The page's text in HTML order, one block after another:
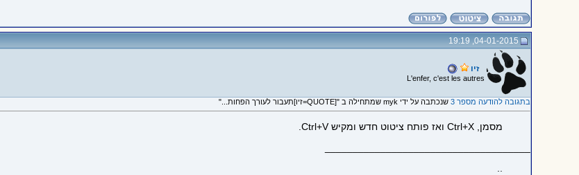
04-01-2015, 19:19
זיו
L'enfer, c'est les autres
בתגובה להודעה מספר 3 שנכתבה על ידי myk שמתחילה ב "[QUOTE=זיו]תעבור לעורך הפחות..."
מסמן, Ctrl+X ואז פותח ציטוט חדש ומקיש Ctrl+V.